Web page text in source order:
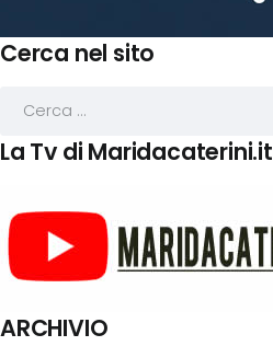
Cerca nel sito
La Tv di Maridacaterini.it
ARCHIVIO